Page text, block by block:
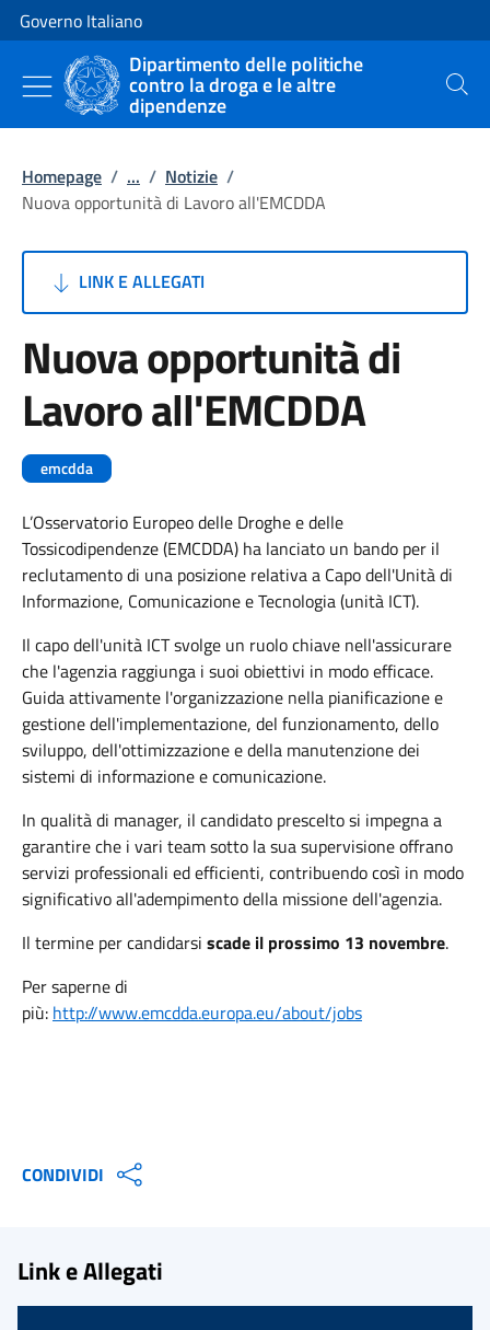
Vai al contenuto
Vai alla navigazione del sito
Governo Italiano
Dipartimento delle politiche
contro la droga e le altre
dipendenze Cerca
Homepage / ... / Notizie /
Nuova opportunità di Lavoro all'EMCDDA
LINK E ALLEGATI
Nuova opportunità di
Lavoro all'EMCDDA
emcdda
L’Osservatorio Europeo delle Droghe e delle
Tossicodipendenze (EMCDDA) ha lanciato un bando per il
reclutamento di una posizione relativa a Capo dell'Unità di
Informazione, Comunicazione e Tecnologia (unità ICT).
Il capo dell'unità ICT svolge un ruolo chiave nell'assicurare
che l'agenzia raggiunga i suoi obiettivi in modo efficace.
Guida attivamente l'organizzazione nella pianificazione e
gestione dell'implementazione, del funzionamento, dello
sviluppo, dell'ottimizzazione e della manutenzione dei
sistemi di informazione e comunicazione.
In qualità di manager, il candidato prescelto si impegna a
garantire che i vari team sotto la sua supervisione offrano
servizi professionali ed efficienti, contribuendo così in modo
significativo all'adempimento della missione dell'agenzia.
Il termine per candidarsi scade il prossimo 13 novembre.
Per saperne di
più: http://www.emcdda.europa.eu/about/jobs
CONDIVIDI
Link e Allegati